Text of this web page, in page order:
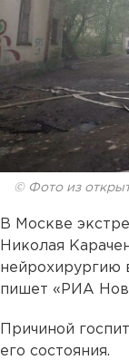
© Фото из
В Москве
Николая
нейрохирургию
пишет «РИА
Причиной
его состояния.